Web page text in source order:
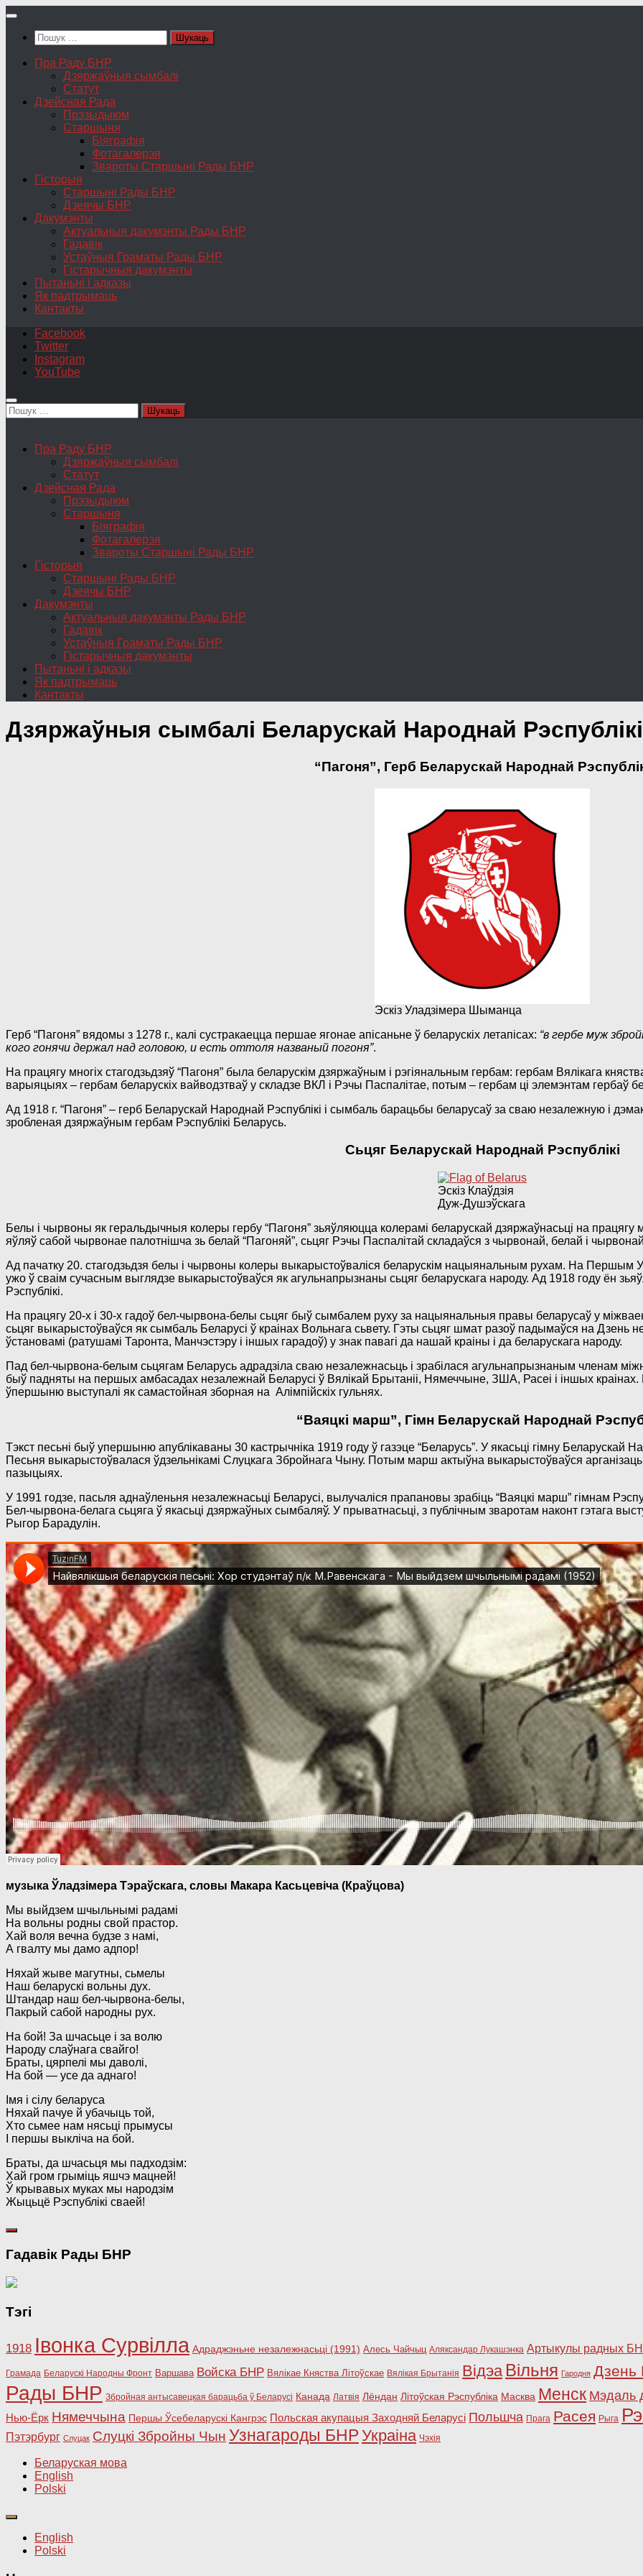
Skip
contentПошук:
Пра Раду БНР
Дзяржаўныя сымбалі
Статут
Дзейсная Рада
Прэзыдыюм
Старшыня
Біяграфія
Фотагалерэя
Звароты Старшыні Рады БНР
Гісторыя
Старшыні Рады БНР
Дзеячы БНР
Дакумэнты
Актуальныя дакумэнты Рады БНР
Гадавік
Устаўныя Граматы Рады БНР
Гістарычныя дакумэнты
Пытаньні і адказы
Як падтрымаць
Кантакты
Facebook
Twitter
Instagram
YouTube
Пошук:
Пра Раду БНР
Дзяржаўныя сымбалі
Статут
Дзейсная Рада
Прэзыдыюм
Старшыня
Біяграфія
Фотагалерэя
Звароты Старшыні Рады БНР
Гісторыя
Старшыні Рады БНР
Дзеячы БНР
Дакумэнты
Актуальныя дакумэнты Рады БНР
Гадавік
Устаўныя Граматы Рады БНР
Гістарычныя дакумэнты
Пытаньні і адказы
Як падтрымаць
Кантакты
Дзяржаўныя сымбалі Беларускай Народнай Рэспублікі
“Пагоня”, Герб Беларускай Народнай
Эскіз Уладзімера Шыманца
Герб “Пагоня” вядомы з 1278 г., калі сустракаецца першае ягонае апісаньне ў беларускіх летапісах: “в гербе муж
кого гонячи держал над головою, и есть оттоля названый погоня”.
На працягу многіх стагодзьдзяў “Пагоня” была беларускім дзяржаўным і рэгіянальным гербам: гербам Вялікага
варыяцыях – гербам беларускіх вайводзтваў у складзе ВКЛ і Рэчы Паспалітае, потым – гербам ці элемэнтам гербаў
Ад 1918 г. “Пагоня” – герб Беларускай Народнай Рэспублікі і сымбаль барацьбы беларусаў за сваю незалежную і
зробленая дзяржаўным гербам Рэспублікі Беларусь.
Сьцяг Беларускай Народнай Рэспублікі
Эскіз Клаўдзія
Дуж-Душэўскага
Белы і чырвоны як геральдычныя колеры гербу “Пагоня” зьяўляюцца колерамі беларускай дзяржаўнасьці на працягу
яўляў сабой чырвонае палотнішча зь белай “Пагоняй”, сьцяг Рэчы Паспалітай складаўся з чырвонай, белай і
Ад пачатку 20. стагодзьдзя белы і чырвоны колеры выкарыстоўваліся беларускім нацыянальным рухам. На Першым
ужо ў сваім сучасным выглядзе выкарыстоўваўся як агульнапрызнаны сьцяг беларускага народу. Ад 1918 году ён
Рэспублікі.
На працягу 20-х і 30-х гадоў бел-чырвона-белы сьцяг быў сымбалем руху за нацыянальныя правы беларусаў у
сьцяг выкарыстоўваўся як сымбаль Беларусі ў краінах Вольнага сьвету. Гэты сьцяг шмат разоў падымаўся на Дзень
ўстановамі (ратушамі Таронта, Манчэстэру і іншых гарадоў) у знак павагі да нашай краіны і да беларускага народу.
Пад бел-чырвона-белым сьцягам Беларусь адрадзіла сваю незалежнасьць і зрабілася агульнапрызнаным членам
быў падняты на першых амбасадах незалежнай Беларусі ў Вялікай Брытаніі, Нямеччыне, ЗША, Расеі і іншых
ўпершыню выступалі як самастойная зборная на Алімпійскіх гульнях.
“Ваяцкі марш”, Гімн Беларускай Народнай
Тэкст песьні быў упершыню апублікаваны 30 кастрычніка 1919 году ў газэце “Беларусь”. У якасьці гімну
Песьня выкарыстоўвалася ўдзельнікамі Слуцкага Збройнага Чыну. Потым марш актыўна выкарыстоўваўся
пазыцыях.
У 1991 годзе, пасьля аднаўленьня незалежнасьці Беларусі, вылучаліся прапановы зрабіць “Ваяцкі марш” гімнам
Бел-чырвона-белага сьцяга ў якасьці дзяржаўных сымбаляў. У прыватнасьці, з публічным зваротам наконт гэтага
Рыгор Барадулін.
музыка Ўладзімера Тэраўскага, словы Макара Касьцевіча (Краўцова)
Мы выйдзем шчыльнымі радамі
На вольны родны свой прастор.
Хай воля вечна будзе з намі,
А гвалту мы дамо адпор!
Няхай жыве магутны, сьмелы
Наш беларускі вольны дух.
Штандар наш бел-чырвона-белы,
Пакрый сабой народны рух.
На бой! За шчасьце і за волю
Народу слаўнага свайго!
Браты, цярпелі мы даволі,
На бой — усе да аднаго!
Імя і сілу беларуса
Няхай пачуе й убачыць той,
Хто сьмее нам нясьці прымусы
І першы выкліча на бой.
Браты, да шчасьця мы падходзім:
Хай гром грыміць яшчэ мацней!
Ў крывавых муках мы народзім
Жыцьцё Рэспублікі сваей!
Гадавік Рады БНР
Тэгі
1918 Івонка Сурвілла Адраджэньне незалежнасьці (1991) Алесь Чайчыц Аляксандар Лукашэнка Артыкулы радных
Грамада Беларускі Народны Фронт Варшава Войска БНР Вялікае Княства Літоўскае Вялікая Брытанія Відэа Вільня Гародня Дзень
Рады БНР Збройная антысавецкая барацьба ў Беларусі Канада Латвія Лёндан Літоўская Рэспубліка Масква Менск Мэдаль
Нью-Ёрк Нямеччына Першы Ўсебеларускі Кангрэс Польская акупацыя Заходняй Беларусі Польшча Прага Расея Рыга
Пэтэрбург Слуцак Слуцкі Збройны Чын Узнагароды БНР Украіна Чэхія
Беларуская мова
English
Polski
English
Polski